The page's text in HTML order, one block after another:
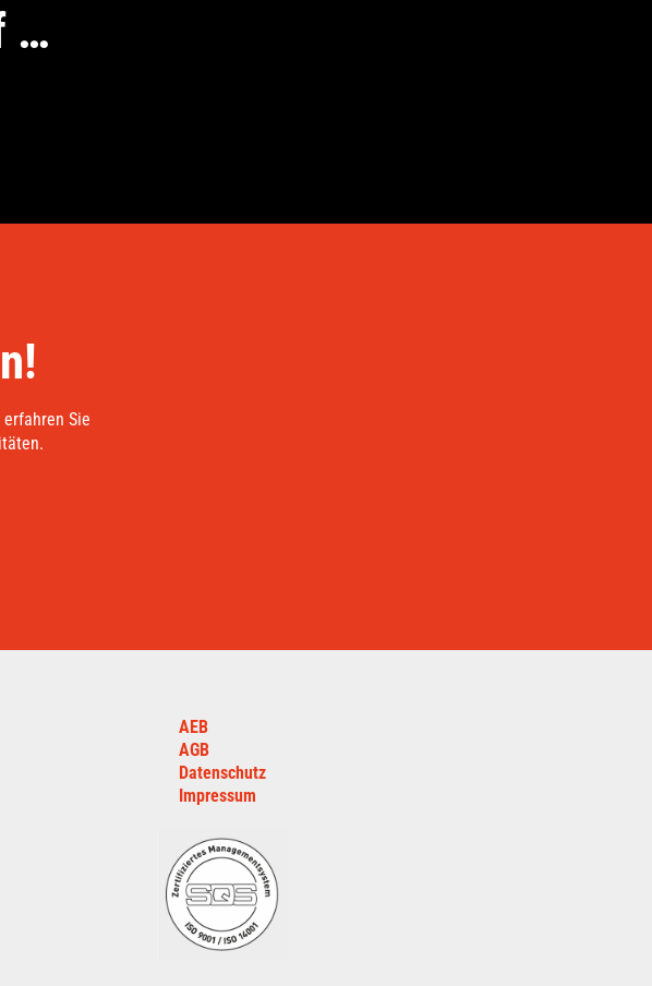
…
Sie
AEB
AGB
Datenschutz
Impressum